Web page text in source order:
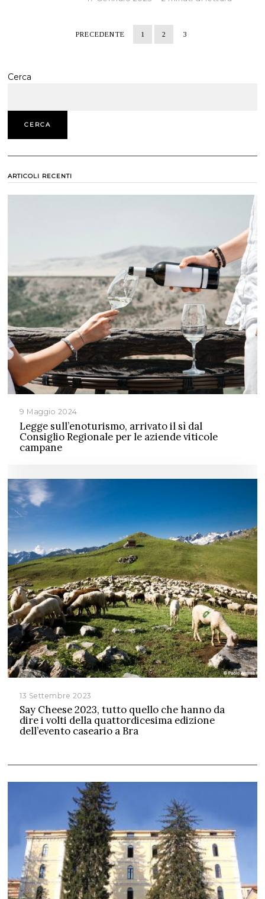
PRECEDENTE 1 2 3
Cerca
CERCA
ARTICOLI RECENTI
9 Maggio 2024
Legge sull’enoturismo, arrivato il sì dal
Consiglio Regionale per le aziende viticole
campane
13 Settembre 2023
Say Cheese 2023, tutto quello che hanno da
dire i volti della quattordicesima edizione
dell’evento caseario a Bra